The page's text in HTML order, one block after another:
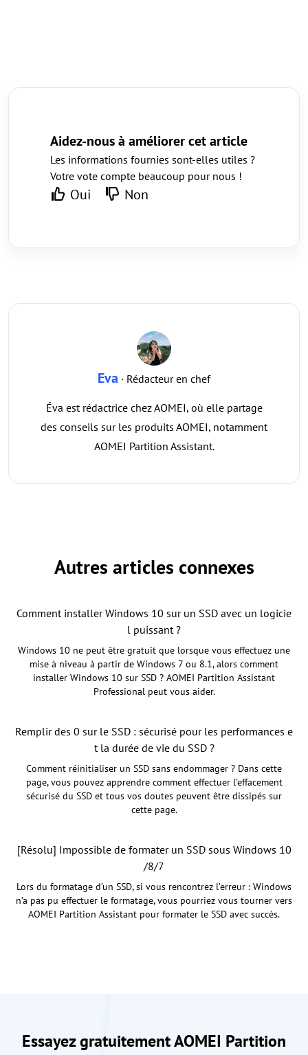
Aidez-nous à améliorer cet article
Les informations fournies sont-elles utiles ?
Votre vote compte beaucoup pour nous !
Oui Non
Eva · Rédacteur en chef
Éva est rédactrice chez AOMEI, où elle partage
des conseils sur les produits AOMEI, notamment
AOMEI Partition Assistant.
Autres articles connexes
Comment installer Windows 10 sur un SSD avec un logicie
l puissant ?
Windows 10 ne peut être gratuit que lorsque vous effectuez une
mise à niveau à partir de Windows 7 ou 8.1, alors comment
installer Windows 10 sur SSD ? AOMEI Partition Assistant
Professional peut vous aider.
Remplir des 0 sur le SSD : sécurisé pour les performances e
t la durée de vie du SSD ?
Comment réinitialiser un SSD sans endommager ? Dans cette
page, vous pouvez apprendre comment effectuer l'effacement
sécurisé du SSD et tous vos doutes peuvent être dissipés sur
cette page.
[Résolu] Impossible de formater un SSD sous Windows 10
/8/7
Lors du formatage d’un SSD, si vous rencontrez l’erreur : Windows
n’a pas pu effectuer le formatage, vous pourriez vous tourner vers
AOMEI Partition Assistant pour formater le SSD avec succès.
Essayez gratuitement AOMEI Partition